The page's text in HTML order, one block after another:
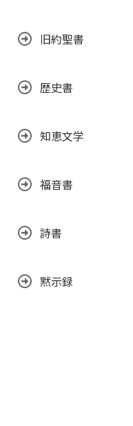
旧約聖書
歴史書
知恵文学
福音書
詩書
黙示録